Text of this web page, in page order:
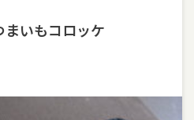
まいもコロッケ